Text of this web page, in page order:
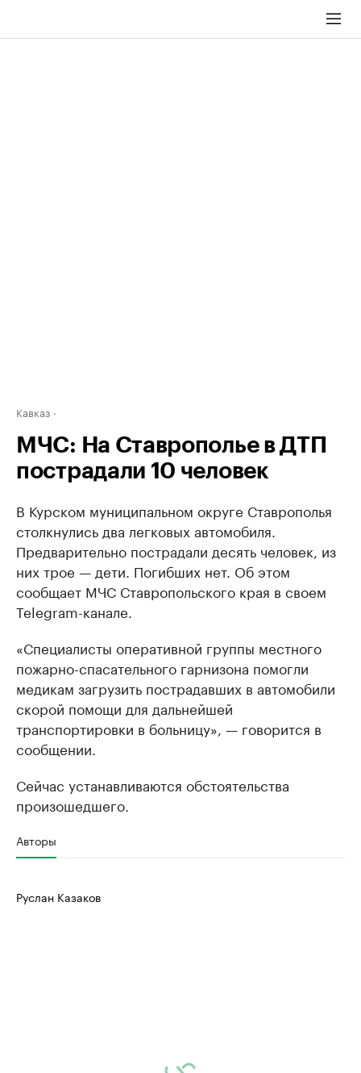
Кавказ
МЧС: На Ставрополье в ДТП
пострадали 10 человек
В Курском муниципальном округе Ставрополья
столкнулись два легковых автомобиля.
Предварительно пострадали десять человек, из
них трое — дети. Погибших нет. Об этом
сообщает МЧС Ставропольского края в своем
Telegram-канале.
«Специалисты оперативной группы местного
пожарно-спасательного гарнизона помогли
медикам загрузить пострадавших в автомобили
скорой помощи для дальнейшей
транспортировки в больницу», — говорится в
сообщении.
Сейчас устанавливаются обстоятельства
произошедшего.
Авторы
Руслан Казаков